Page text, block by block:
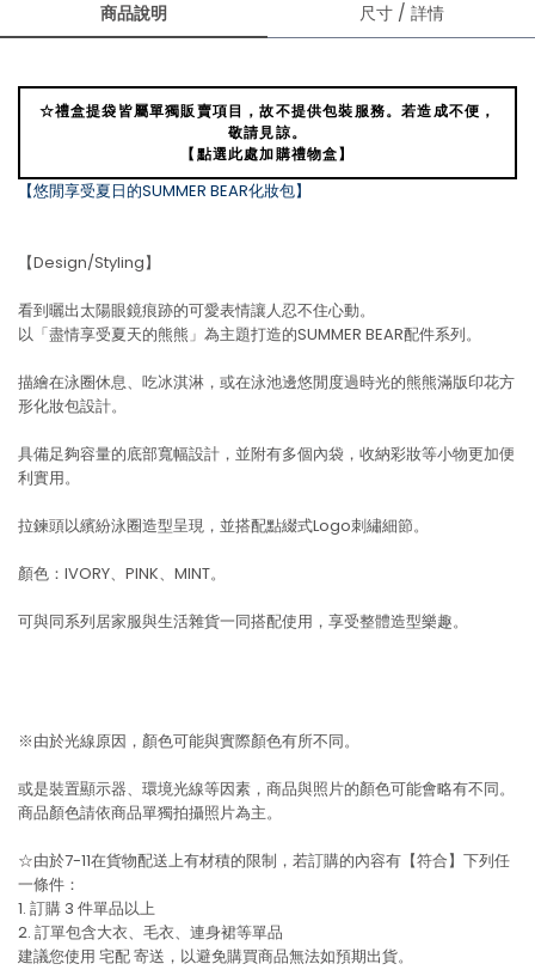
商品說明 尺寸 / 詳情
☆禮盒提袋皆屬單獨販賣項目，故不提供包裝服務。若造成不便，
敬請見諒。
【點選此處加購禮物盒】
【悠閒享受夏日的SUMMER BEAR化妝包】
【Design/Styling】
看到曬出太陽眼鏡痕跡的可愛表情讓人忍不住心動。
以「盡情享受夏天的熊熊」為主題打造的SUMMER BEAR配件系列。
描繪在泳圈休息、吃冰淇淋，或在泳池邊悠閒度過時光的熊熊滿版印花方
形化妝包設計。
具備足夠容量的底部寬幅設計，並附有多個內袋，收納彩妝等小物更加便
利實用。
拉鍊頭以繽紛泳圈造型呈現，並搭配點綴式Logo刺繡細節。
顏色：IVORY、PINK、MINT。
可與同系列居家服與生活雜貨一同搭配使用，享受整體造型樂趣。
※由於光線原因，顏色可能與實際顏色有所不同。
或是裝置顯示器、環境光線等因素，商品與照片的顏色可能會略有不同。
商品顏色請依商品單獨拍攝照片為主。
☆由於7-11在貨物配送上有材積的限制，若訂購的內容有【符合】下列任
一條件：
1. 訂購 3 件單品以上
2. 訂單包含大衣、毛衣、連身裙等單品
建議您使用 宅配寄送，以避免購買商品無法如預期出貨。